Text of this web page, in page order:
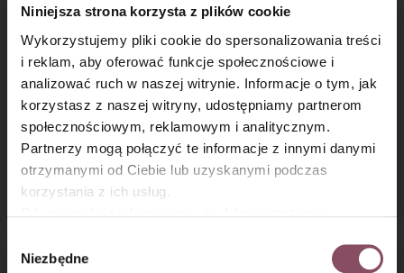
Niniejsza strona korzysta z plików cookie
Wykorzystujemy pliki cookie do spersonalizowania treści
i reklam, aby oferować funkcje społecznościowe i
analizować ruch w naszej witrynie. Informacje o tym, jak
korzystasz z naszej witryny, udostępniamy partnerom
społecznościowym, reklamowym i analitycznym.
Partnerzy mogą połączyć te informacje z innymi danymi
otrzymanymi od Ciebie lub uzyskanymi podczas
korzystania z ich usług.
Gdańsk (80-339) adres: Dickmana 14/15 więcej
zgody
Niezbędne
Malinowa Fantazja
Babka kokosowa
×